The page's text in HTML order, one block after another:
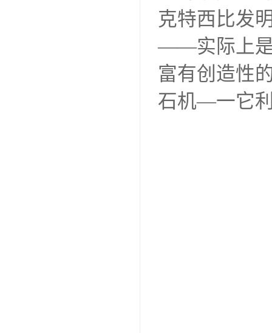
克特西比发
——实际上是
富有创造性
石机—一它